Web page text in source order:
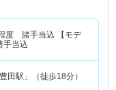
度 諸手当込 【モデ
当込
田駅」（徒歩18分）